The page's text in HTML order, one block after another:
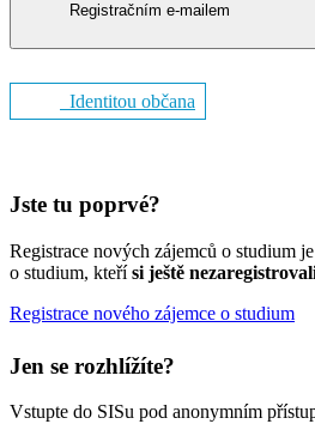
Registračním e-mailem
Identitou občana
Jste tu poprvé?
Registrace nových zájemců o studium
o studium, kteřísi ještě
Registrace nového zájemce o studium
Jen se rozhlížíte?
Vstupte do SISu pod anonymním